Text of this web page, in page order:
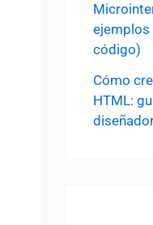
ejemplos
código)
Cómo
HTML: